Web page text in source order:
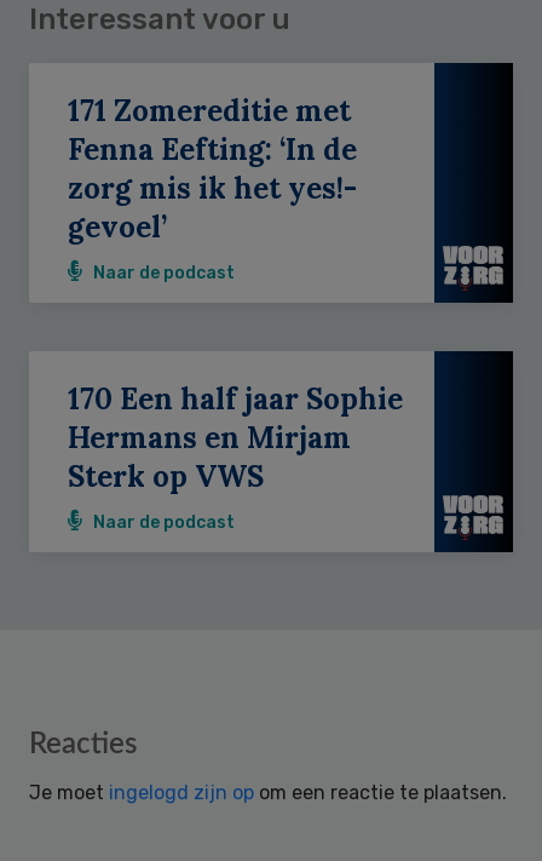
Interessant voor u
171 Zomereditie met
Fenna Eefting: ‘In de
zorg mis ik het yes!-
gevoel’
Naar de podcast
170 Een half jaar Sophie
Hermans en Mirjam
Sterk op VWS
Naar de podcast
Reader
Reacties
Je moet ingelogd zijn op om een reactie te plaatsen.